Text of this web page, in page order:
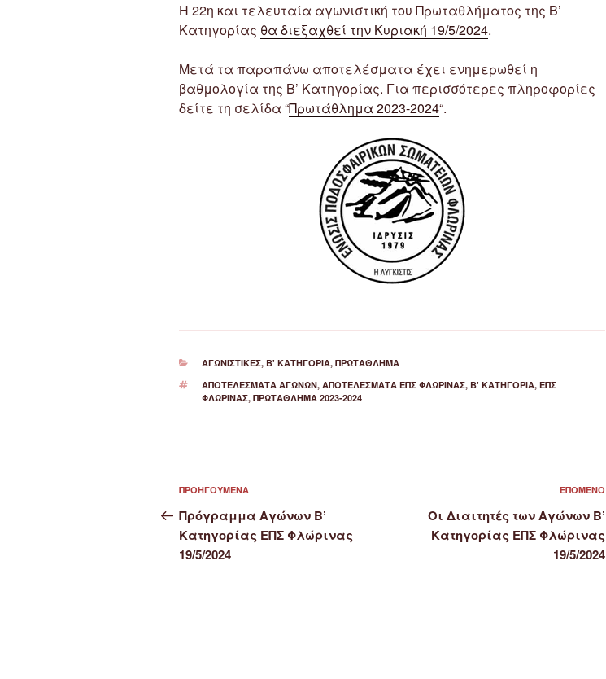
Η 22η και τελευταία αγωνιστική του Πρωταθλήματος της Β’
Κατηγορίας θα διεξαχθεί την Κυριακή 19/5/2024.
Μετά τα παραπάνω αποτελέσματα έχει ενημερωθεί η
βαθμολογία της Β’ Κατηγορίας. Για περισσότερες πληροφορίες
δείτε τη σελίδα “Πρωτάθλημα 2023-2024“.
ΚΑΤΗΓΟΡΊΕΣ
ΑΓΩΝΙΣΤΙΚΈΣ, Β' ΚΑΤΗΓΟΡΊΑ, ΠΡΩΤΆΘΛΗΜΑ
ΕΤΙΚΈΤΕΣ
ΑΠΟΤΕΛΈΣΜΑΤΑ ΑΓΏΝΩΝ, ΑΠΟΤΕΛΈΣΜΑΤΑ ΕΠΣ ΦΛΏΡΙΝΑΣ, Β' ΚΑΤΗΓΟΡΙΑ, ΕΠΣ
ΦΛΏΡΙΝΑΣ, ΠΡΩΤΆΘΛΗΜΑ 2023-2024
Πλοήγηση
άρθρων
Προηγούμενο
άρθρο
ΠΡΟΗΓΟΎΜΕΝΑ
Πρόγραμμα Αγώνων Β’
Κατηγορίας ΕΠΣ Φλώρινας
19/5/2024
ΕΠΌΜΕΝΟ
Οι Διαιτητές των Αγώνων Β’
Κατηγορίας ΕΠΣ Φλώρινας
19/5/2024